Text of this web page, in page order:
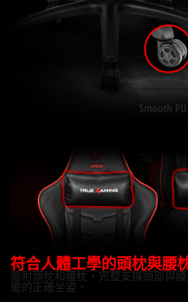
Smooth
符合人體工學的頭枕與腰
隨附頭枕和腰枕，完整支撐頸部與
需的正確坐姿。